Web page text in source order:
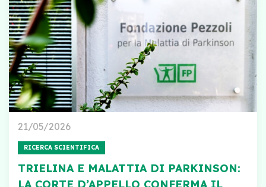
21/05/2026
RICERCA SCIENTIFICA
TRIELINA E MALATTIA DI PARKINSON:
LA CORTE D’APPELLO CONFERMA IL